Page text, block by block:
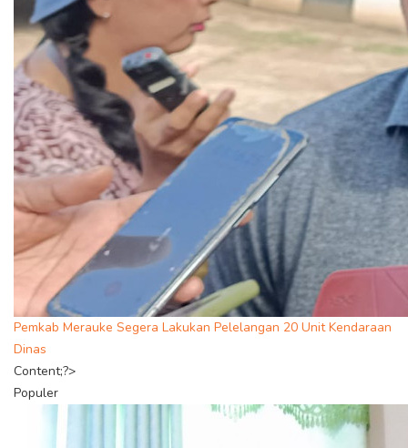
Pemkab Merauke Segera Lakukan Pelelangan 20 Unit Kendaraan
Dinas
Content;?>
Populer